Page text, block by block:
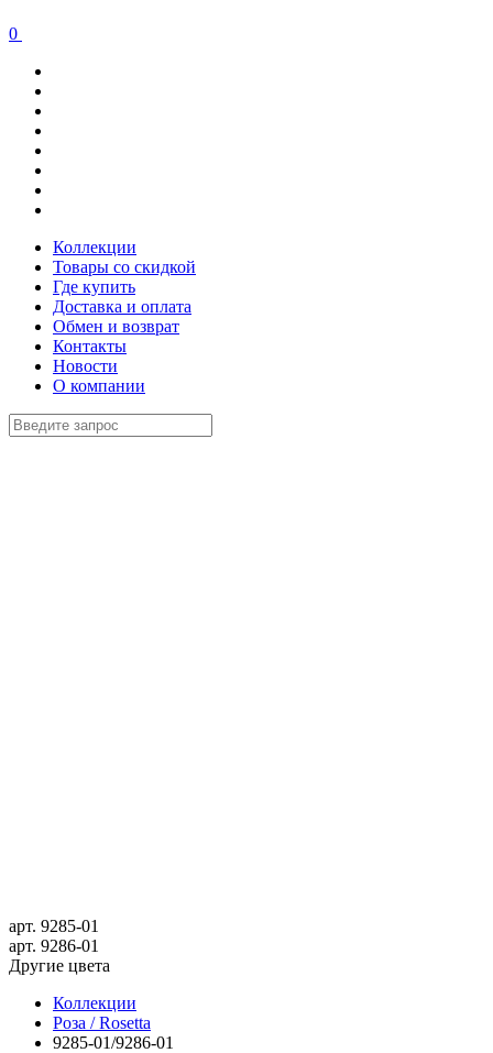
0
Коллекции
Товары со скидкой
Где купить
Доставка и оплата
Обмен и возврат
Контакты
Новости
О компании
арт. 9285-01
арт. 9286-01
Другие цвета
Коллекции
Роза / Rosetta
9285-01/9286-01